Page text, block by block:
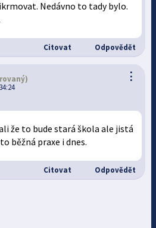
Nedávno to tady bylo.
Citovat Odpovědět
⋮
že to bude stará škola ale jistá
běžná praxe i dnes.
Citovat Odpovědět